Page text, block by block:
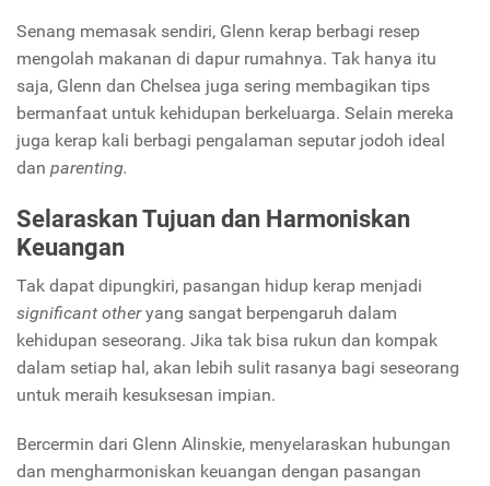
Senang memasak sendiri, Glenn kerap berbagi resep
mengolah makanan di dapur rumahnya. Tak hanya itu
saja, Glenn dan Chelsea juga sering membagikan tips
bermanfaat untuk kehidupan berkeluarga. Selain mereka
juga kerap kali berbagi pengalaman seputar jodoh ideal
dan parenting.
Selaraskan Tujuan dan Harmoniskan
Keuangan
Tak dapat dipungkiri, pasangan hidup kerap menjadi
significant otheryang sangat berpengaruh dalam
kehidupan seseorang. Jika tak bisa rukun dan kompak
dalam setiap hal, akan lebih sulit rasanya bagi seseorang
untuk meraih kesuksesan impian.
Bercermin dari Glenn Alinskie, menyelaraskan hubungan
dan mengharmoniskan keuangan dengan pasangan